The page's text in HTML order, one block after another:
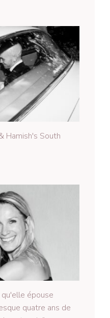
Hamish's South
qu'elle épouse
quatre ans de